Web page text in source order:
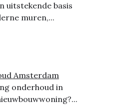
uitstekende basis
muren,...
Amsterdam
onderhoud in